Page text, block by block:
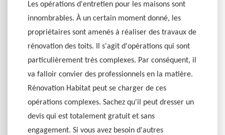
Les opérations d'entretien pour les maisons sont
innombrables. À un certain moment donné, les
propriétaires sont amenés à réaliser des travaux de
rénovation des toits. Il s'agit d'opérations qui sont
particulièrement très complexes. Par conséquent, il
va falloir convier des professionnels en la matière.
Rénovation Habitat peut se charger de ces
opérations complexes. Sachez qu'il peut dresser un
devis qui est totalement gratuit et sans
engagement. Si vous avez besoin d'autres